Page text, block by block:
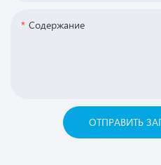
Содержание
ОТПРАВИТЬ